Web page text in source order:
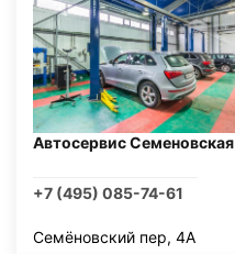
Автосервис Семеновская
+7 (495) 085-74-61
Семёновский пер, 4А